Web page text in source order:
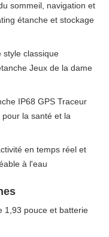
sommeil, navigation et
étanche et stockage
style classique
Jeux de la dame
IP68 GPS Traceur
la santé et la
en temps réel et
à l'eau
1,93 pouce et batterie